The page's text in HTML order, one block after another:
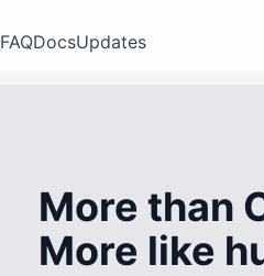
FAQDocsUpdates
More than
More like